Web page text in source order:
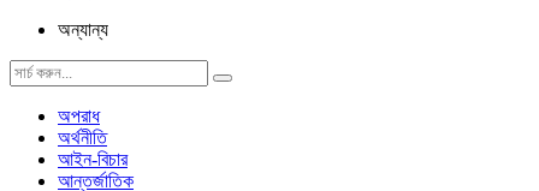
অন্যান্য
অপরাধ
অর্থনীতি
আইন-বিচার
আন্তর্জাতিক